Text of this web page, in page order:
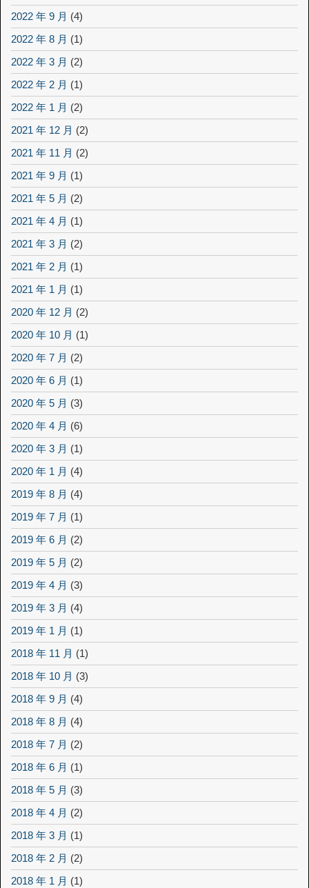
2022 年 9 月 (4)
2022 年 8 月 (1)
2022 年 3 月 (2)
2022 年 2 月 (1)
2022 年 1 月 (2)
2021 年 12 月 (2)
2021 年 11 月 (2)
2021 年 9 月 (1)
2021 年 5 月 (2)
2021 年 4 月 (1)
2021 年 3 月 (2)
2021 年 2 月 (1)
2021 年 1 月 (1)
2020 年 12 月 (2)
2020 年 10 月 (1)
2020 年 7 月 (2)
2020 年 6 月 (1)
2020 年 5 月 (3)
2020 年 4 月 (6)
2020 年 3 月 (1)
2020 年 1 月 (4)
2019 年 8 月 (4)
2019 年 7 月 (1)
2019 年 6 月 (2)
2019 年 5 月 (2)
2019 年 4 月 (3)
2019 年 3 月 (4)
2019 年 1 月 (1)
2018 年 11 月 (1)
2018 年 10 月 (3)
2018 年 9 月 (4)
2018 年 8 月 (4)
2018 年 7 月 (2)
2018 年 6 月 (1)
2018 年 5 月 (3)
2018 年 4 月 (2)
2018 年 3 月 (1)
2018 年 2 月 (2)
2018 年 1 月 (1)